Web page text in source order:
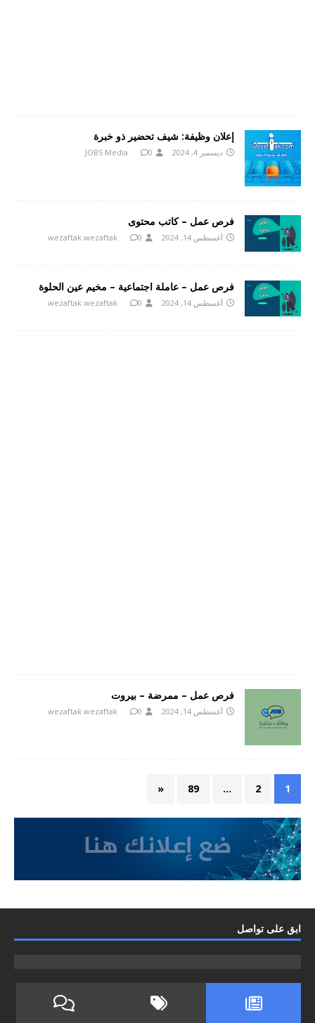
إعلان وظيفة: شيف تحضير ذو خبرة
ديسمبر 4, 2024 JOBS Media 0
فرص عمل – كاتب محتوى
أغسطس 14, 2024 wezaftak wezaftak 0
فرص عمل – عاملة اجتماعية – مخيم عين الحلوة
أغسطس 14, 2024 wezaftak wezaftak 0
فرص عمل – ممرضة – بيروت
أغسطس 14, 2024 wezaftak wezaftak 0
1
2
…
89
«
ابق على تواصل